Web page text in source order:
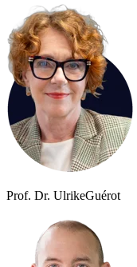
Prof. Dr. UlrikeGuérot